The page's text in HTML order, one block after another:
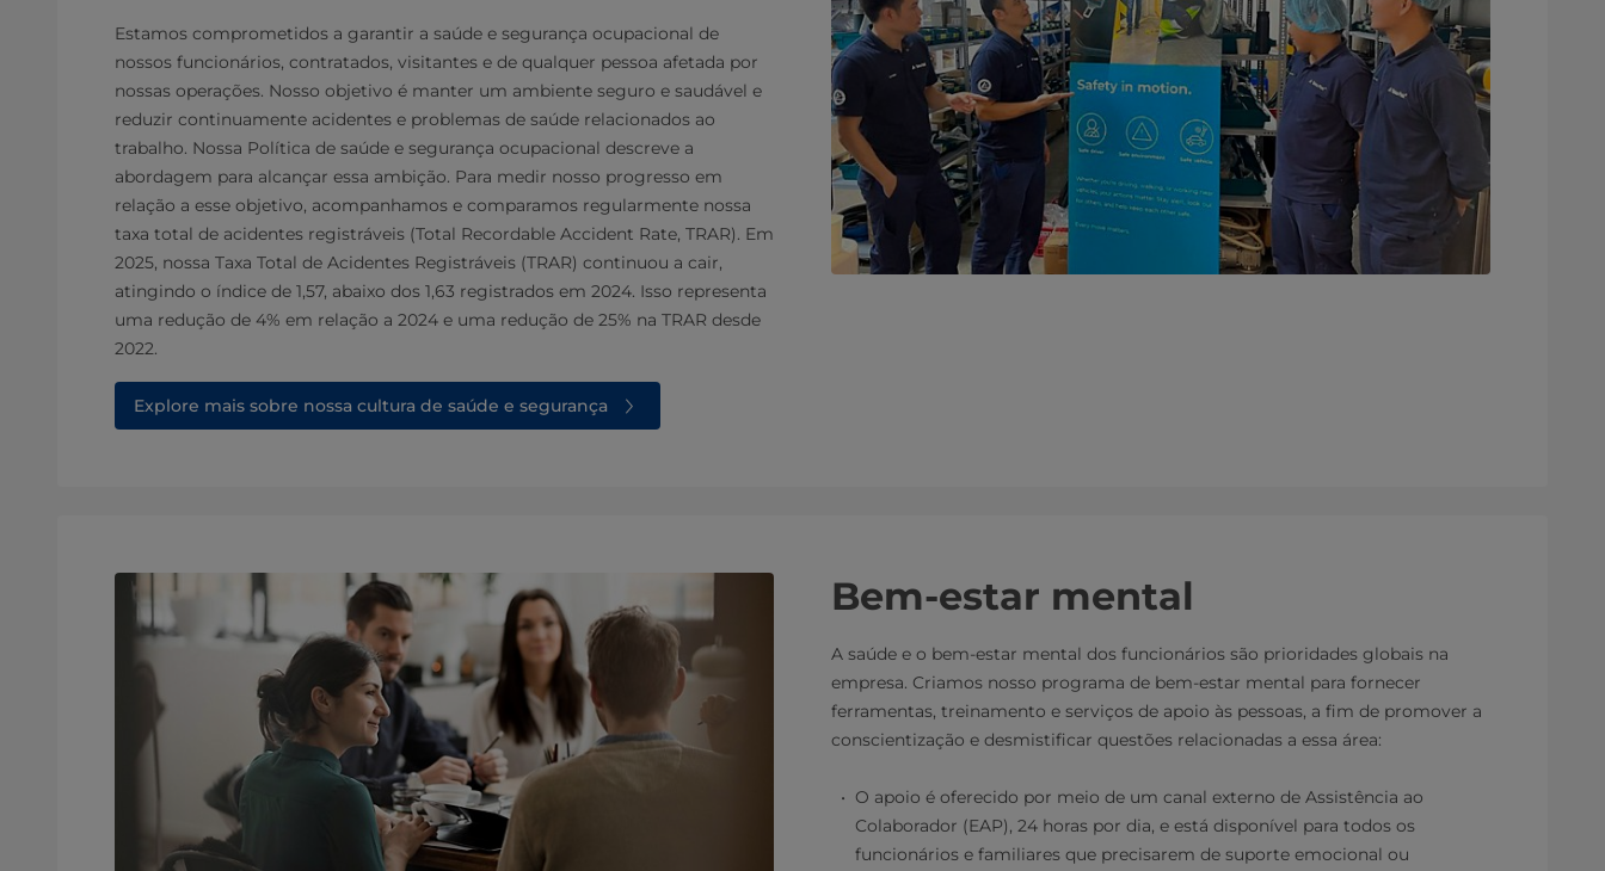
Estamos comprometidos a garantir a saúde e segurança ocupacional de
nossos funcionários, contratados, visitantes e de qualquer pessoa afetada por
nossas operações. Nosso objetivo é manter um ambiente seguro e saudável e
reduzir continuamente acidentes e problemas de saúde relacionados ao
trabalho. Nossa Política de saúde e segurança ocupacional descreve a
abordagem para alcançar essa ambição. Para medir nosso progresso em
relação a esse objetivo, acompanhamos e comparamos regularmente nossa
taxa total de acidentes registráveis (Total Recordable Accident Rate, TRAR). Em
2025, nossa Taxa Total de Acidentes Registráveis (TRAR) continuou a cair,
atingindo o índice de 1,57, abaixo dos 1,63 registrados em 2024. Isso representa
uma redução de 4% em relação a 2024 e uma redução de 25% na TRAR desde
2022.
Explore mais sobre nossa cultura de saúde e segurança
Bem-estar mental
A saúde e o bem-estar mental dos funcionários são prioridades globais na
empresa. Criamos nosso programa de bem-estar mental para fornecer
ferramentas, treinamento e serviços de apoio às pessoas, a fim de promover a
conscientização e desmistificar questões relacionadas a essa área:
O apoio é oferecido por meio de um canal externo de Assistência ao
Colaborador (EAP), 24 horas por dia, e está disponível para todos os
funcionários e familiares que precisarem de suporte emocional ou